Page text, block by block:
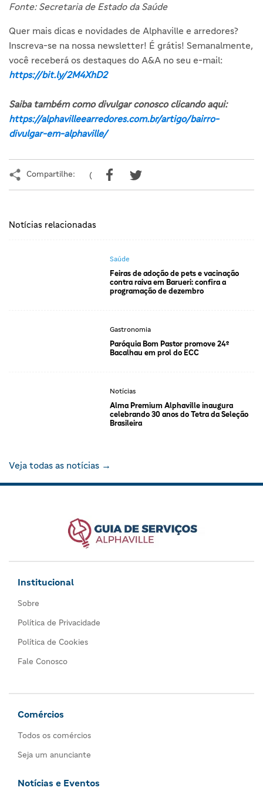
Fonte: Secretaria de Estado da Saúde
Quer mais dicas e novidades de Alphaville e arredores?
Inscreva-se na nossa newsletter! É grátis! Semanalmente,
você receberá os destaques do A&A no seu e-mail:
https://bit.ly/2M4XhD2
Saiba também como divulgar conosco clicando aqui:
https://alphavilleearredores.com.br/artigo/bairro-
divulgar-em-alphaville/
Compartilhe: (
Notícias relacionadas
Saúde
Feiras de adoção de pets e vacinação
contra raiva em Barueri: confira a
programação de dezembro
Gastronomia
Paróquia Bom Pastor promove 24º
Bacalhau em prol do ECC
Notícias
Alma Premium Alphaville inaugura
celebrando 30 anos do Tetra da Seleção
Brasileira
Veja todas as notícias →
Institucional
Sobre
Política de Privacidade
Política de Cookies
Fale Conosco
Comércios
Todos os comércios
Seja um anunciante
Notícias e Eventos